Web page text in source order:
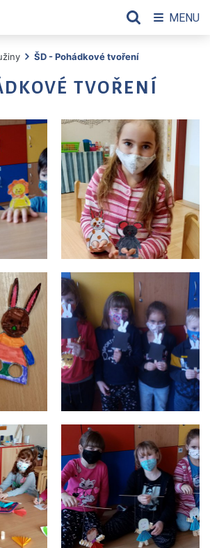
ŠD - Pohádkové tvoření
TVOŘENÍ
MENU